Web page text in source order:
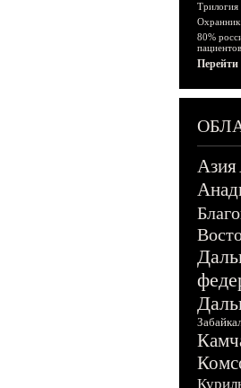
Охранник
80%
Азия